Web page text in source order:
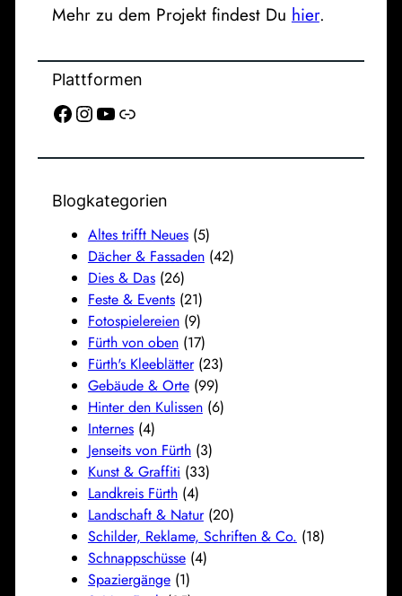
Mehr zu dem Projekt findest Du hier.
Plattformen
Facebook Instagram YouTube Link
Blogkategorien
Altes trifft Neues(5)
Dächer & Fassaden(42)
Dies & Das(26)
Feste & Events(21)
Fotospielereien(9)
Fürth von oben(17)
Fürth's Kleeblätter(23)
Gebäude & Orte(99)
Hinter den Kulissen(6)
Internes(4)
Jenseits von Fürth(3)
Kunst & Graffiti (33)
Landkreis Fürth(4)
Landschaft & Natur(20)
Schilder, Reklame, Schriften & Co. (18)
Schnappschüsse(4)
Spaziergänge(1)